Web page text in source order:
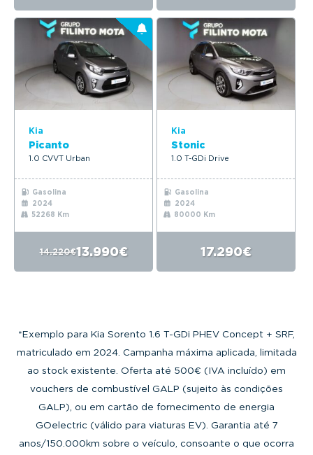
Kia
Picanto
1.0 CVVT Urban
Gasolina
2024
52268 Km
14.220€13.990€
Kia
Stonic
1.0 T-GDi Drive
Gasolina
2024
80000 Km
17.290€
*Exemplo para Kia Sorento 1.6 T-GDi PHEV Concept + SRF,
matriculado em 2024. Campanha máxima aplicada, limitada
ao stock existente. Oferta até 500€ (IVA incluído) em
vouchers de combustível GALP (sujeito às condições
GALP), ou em cartão de fornecimento de energia
GOelectric (válido para viaturas EV). Garantia até 7
anos/150.000km sobre o veículo, consoante o que ocorra